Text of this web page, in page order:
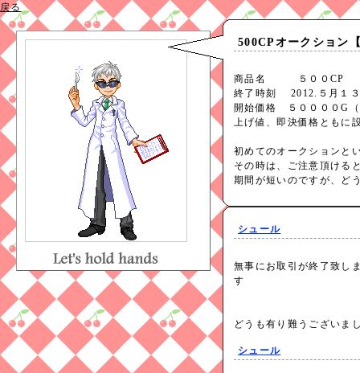
戻る
500CPオークション
商品名 ５００CP
終了時刻 2012.５月１３
開始価格 ５００００G
上げ値、即決価格ともに
初めてのオークションと
その時は、ご注意頂ける
期間が短いのですが、ど
シュール
無事にお取引が終了致し
す
どうも有り難うござい
シュール